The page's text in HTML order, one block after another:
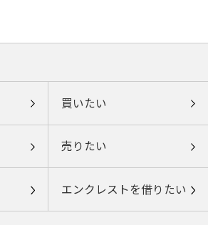
買いたい
売りたい
エンクレストを借りたい